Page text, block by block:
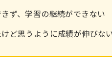
ず、学習の継続ができない
ど思うように成績が伸びな